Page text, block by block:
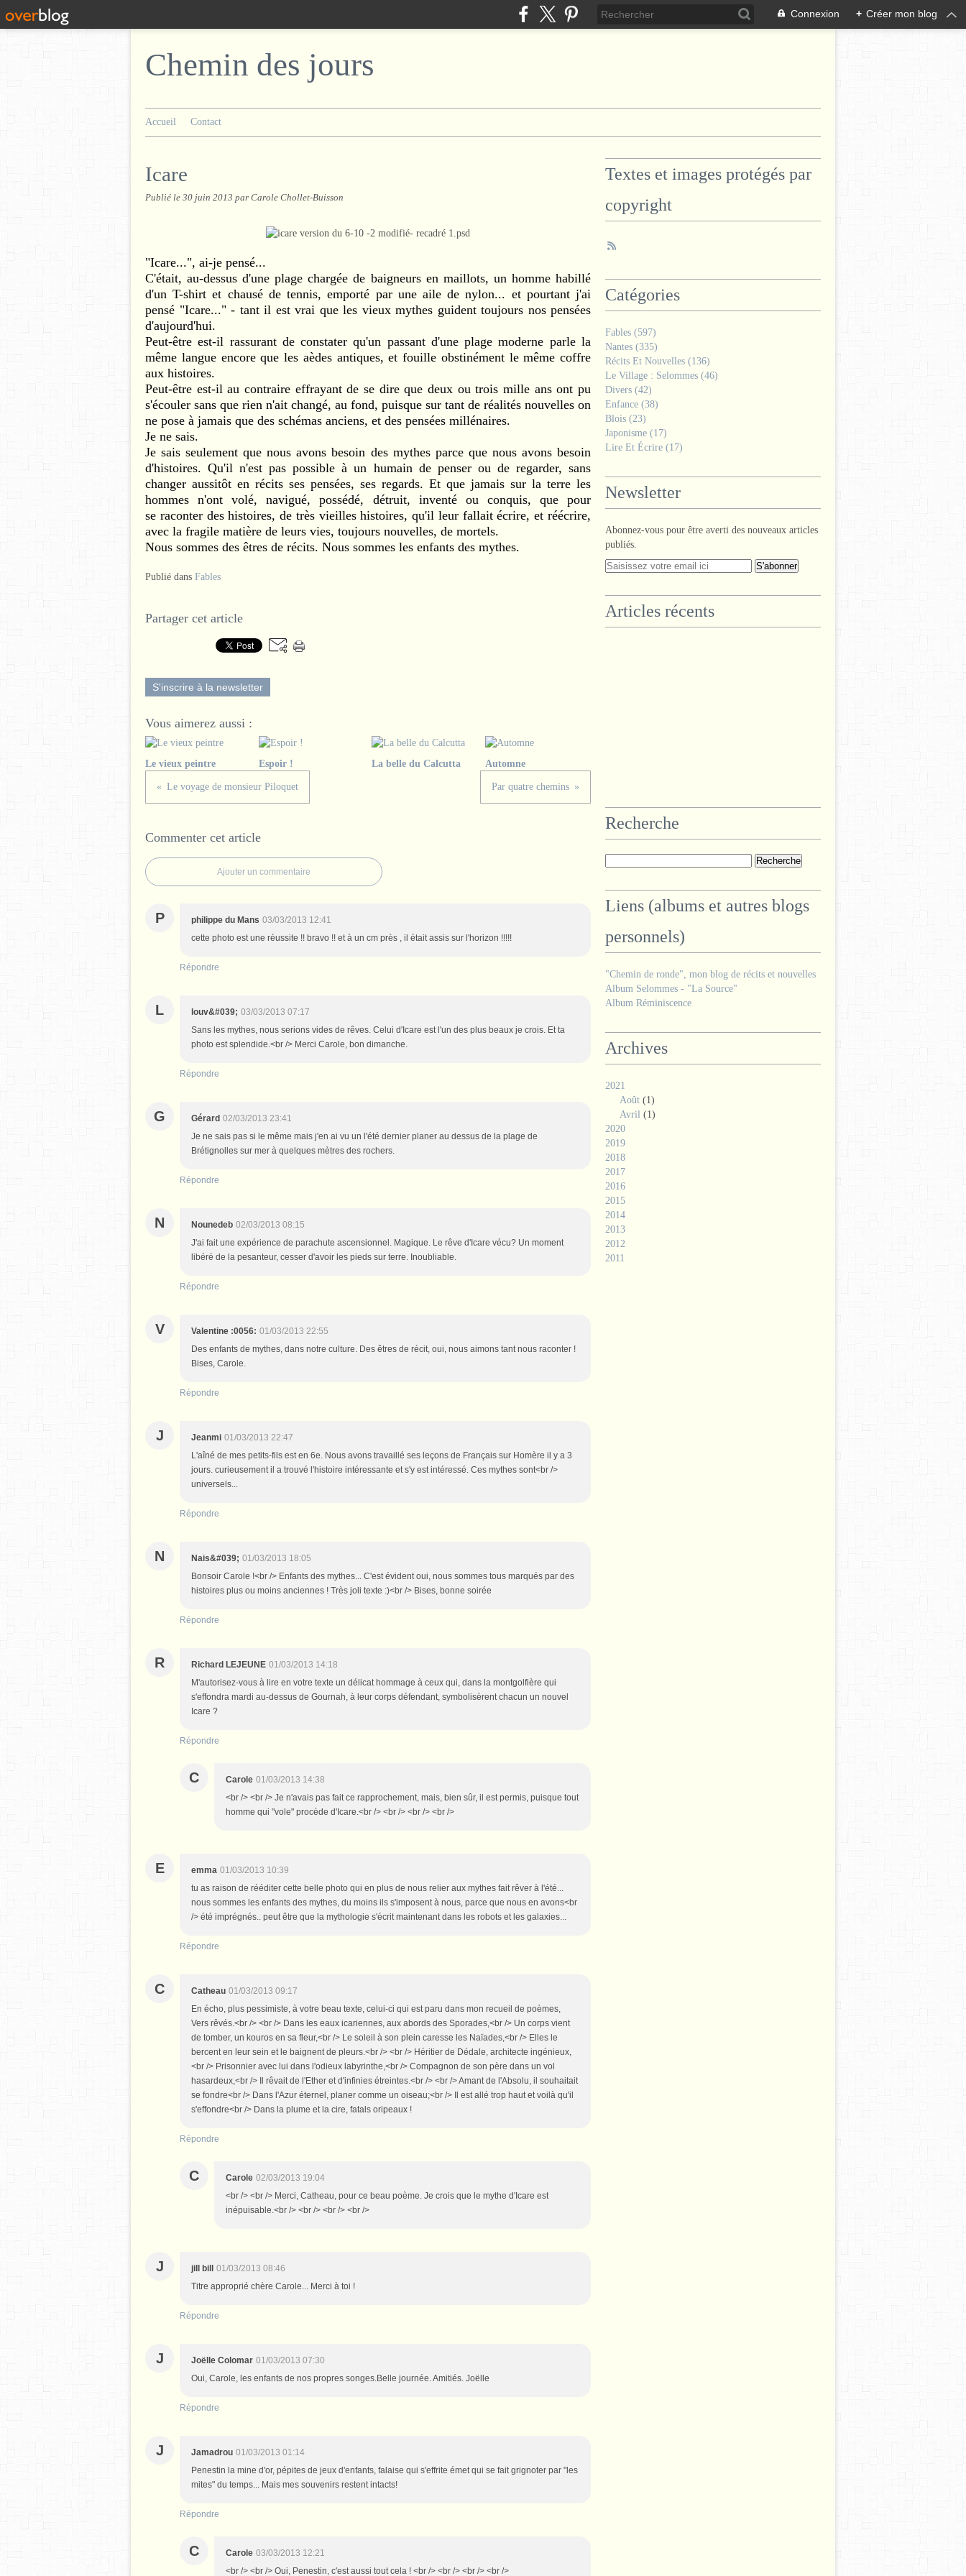
Connexion + Créer mon blog
Chemin des jours
Accueil Contact
Icare
Publié le 30 juin 2013 par Carole Chollet-Buisson
"Icare...", ai-je pensé...
C'était, au-dessus d'une plage chargée de baigneurs en maillots, un homme habillé
d'un T-shirt et chausé de tennis, emporté par une aile de nylon... et pourtant j'ai
pensé "Icare..." - tant il est vrai que les vieux mythes guident toujours nos pensées
d'aujourd'hui.
Peut-être est-il rassurant de constater qu'un passant d'une plage moderne parle la
même langue encore que les aèdes antiques, et fouille obstinément le même coffre
aux histoires.
Peut-être est-il au contraire effrayant de se dire que deux ou trois mille ans ont pu
s'écouler sans que rien n'ait changé, au fond, puisque sur tant de réalités nouvelles on
ne pose à jamais que des schémas anciens, et des pensées millénaires.
Je ne sais.
Je sais seulement que nous avons besoin des mythes parce que nous avons besoin
d'histoires. Qu'il n'est pas possible à un humain de penser ou de regarder, sans
changer aussitôt en récits ses pensées, ses regards. Et que jamais sur la terre les
hommes n'ont volé, navigué, possédé, détruit, inventé ou conquis, que pour
se raconter des histoires, de très vieilles histoires, qu'il leur fallait écrire, et réécrire,
avec la fragile matière de leurs vies, toujours nouvelles, de mortels.
Nous sommes des êtres de récits. Nous sommes les enfants des mythes.
Publié dans Fables
Partager cet article
S'inscrire à la newsletter
Vous aimerez aussi :
Le vieux peintre Espoir ! La belle du Calcutta Automne
Le voyage de monsieur Piloquet Par quatre chemins
Commenter cet article
Ajouter un commentaire
P philippe du Mans 03/03/2013 12:41
cette photo est une réussite !! bravo !! et à un cm près , il était assis sur l'horizon !!!!!
Répondre
L louv&#039; 03/03/2013 07:17
Sans les mythes, nous serions vides de rêves. Celui d'Icare est l'un des plus beaux je crois. Et ta
photo est splendide.<br /> Merci Carole, bon dimanche.
Répondre
G Gérard 02/03/2013 23:41
Je ne sais pas si le même mais j'en ai vu un l'été dernier planer au dessus de la plage de
Brétignolles sur mer à quelques mètres des rochers.
Répondre
N Nounedeb 02/03/2013 08:15
J'ai fait une expérience de parachute ascensionnel. Magique. Le rêve d'Icare vécu? Un moment
libéré de la pesanteur, cesser d'avoir les pieds sur terre. Inoubliable.
Répondre
V Valentine :0056: 01/03/2013 22:55
Des enfants de mythes, dans notre culture. Des êtres de récit, oui, nous aimons tant nous raconter !
Bises, Carole.
Répondre
J Jeanmi 01/03/2013 22:47
L'aîné de mes petits-fils est en 6e. Nous avons travaillé ses leçons de Français sur Homère il y a 3
jours. curieusement il a trouvé l'histoire intéressante et s'y est intéressé. Ces mythes sont<br />
universels...
Répondre
N Nais&#039; 01/03/2013 18:05
Bonsoir Carole !<br /> Enfants des mythes... C'est évident oui, nous sommes tous marqués par des
histoires plus ou moins anciennes ! Très joli texte :)<br /> Bises, bonne soirée
Répondre
R Richard LEJEUNE 01/03/2013 14:18
M'autorisez-vous à lire en votre texte un délicat hommage à ceux qui, dans la montgolfière qui
s'effondra mardi au-dessus de Gournah, à leur corps défendant, symbolisèrent chacun un nouvel
Icare ?
Répondre
C Carole 01/03/2013 14:38
<br /> <br /> Je n'avais pas fait ce rapprochement, mais, bien sûr, il est permis, puisque tout
homme qui "vole" procède d'Icare.<br /> <br /> <br /> <br />
E emma 01/03/2013 10:39
tu as raison de rééditer cette belle photo qui en plus de nous relier aux mythes fait rêver à l'été...
nous sommes les enfants des mythes, du moins ils s'imposent à nous, parce que nous en avons<br
/> été imprégnés.. peut être que la mythologie s'écrit maintenant dans les robots et les galaxies...
Répondre
C Catheau 01/03/2013 09:17
En écho, plus pessimiste, à votre beau texte, celui-ci qui est paru dans mon recueil de poèmes,
Vers rêvés.<br /> <br /> Dans les eaux icariennes, aux abords des Sporades,<br /> Un corps vient
de tomber, un kouros en sa fleur,<br /> Le soleil à son plein caresse les Naïades,<br /> Elles le
bercent en leur sein et le baignent de pleurs.<br /> <br /> Héritier de Dédale, architecte ingénieux,
<br /> Prisonnier avec lui dans l'odieux labyrinthe,<br /> Compagnon de son père dans un vol
hasardeux,<br /> Il rêvait de l'Ether et d'infinies étreintes.<br /> <br /> Amant de l'Absolu, il souhaitait
se fondre<br /> Dans l'Azur éternel, planer comme un oiseau;<br /> Il est allé trop haut et voilà qu'il
s'effondre<br /> Dans la plume et la cire, fatals oripeaux !
Répondre
C Carole 02/03/2013 19:04
<br /> <br /> Merci, Catheau, pour ce beau poème. Je crois que le mythe d'Icare est
inépuisable.<br /> <br /> <br /> <br />
J jill bill
01/03/2013 08:46
Titre approprié chère Carole... Merci à toi !
Répondre
J Joëlle Colomar 01/03/2013 07:30
Oui, Carole, les enfants de nos propres songes.Belle journée. Amitiés. Joëlle
Répondre
J Jamadrou 01/03/2013 01:14
Penestin la mine d'or, pépites de jeux d'enfants, falaise qui s'effrite émet qui se fait grignoter par "les
mites" du temps... Mais mes souvenirs restent intacts!
Répondre
C Carole 03/03/2013 12:21
<br /> <br /> Oui, Penestin, c'est aussi tout cela ! <br /> <br /> <br /> <br />
Textes et images protégés par
copyright
Catégories
Fables (597)
Nantes (335)
Récits Et Nouvelles (136)
Le Village : Selommes (46)
Divers (42)
Enfance (38)
Blois (23)
Japonisme (17)
Lire Et Écrire (17)
Newsletter
Abonnez-vous pour être averti des nouveaux articles
publiés.
Articles récents
Recherche
Liens (albums et autres blogs
personnels)
"Chemin de ronde", mon blog de récits et nouvelles
Album Selommes - "La Source"
Album Réminiscence
Archives
2021
Août (1)
Avril (1)
2020
2019
2018
2017
2016
2015
2014
2013
2012
2011